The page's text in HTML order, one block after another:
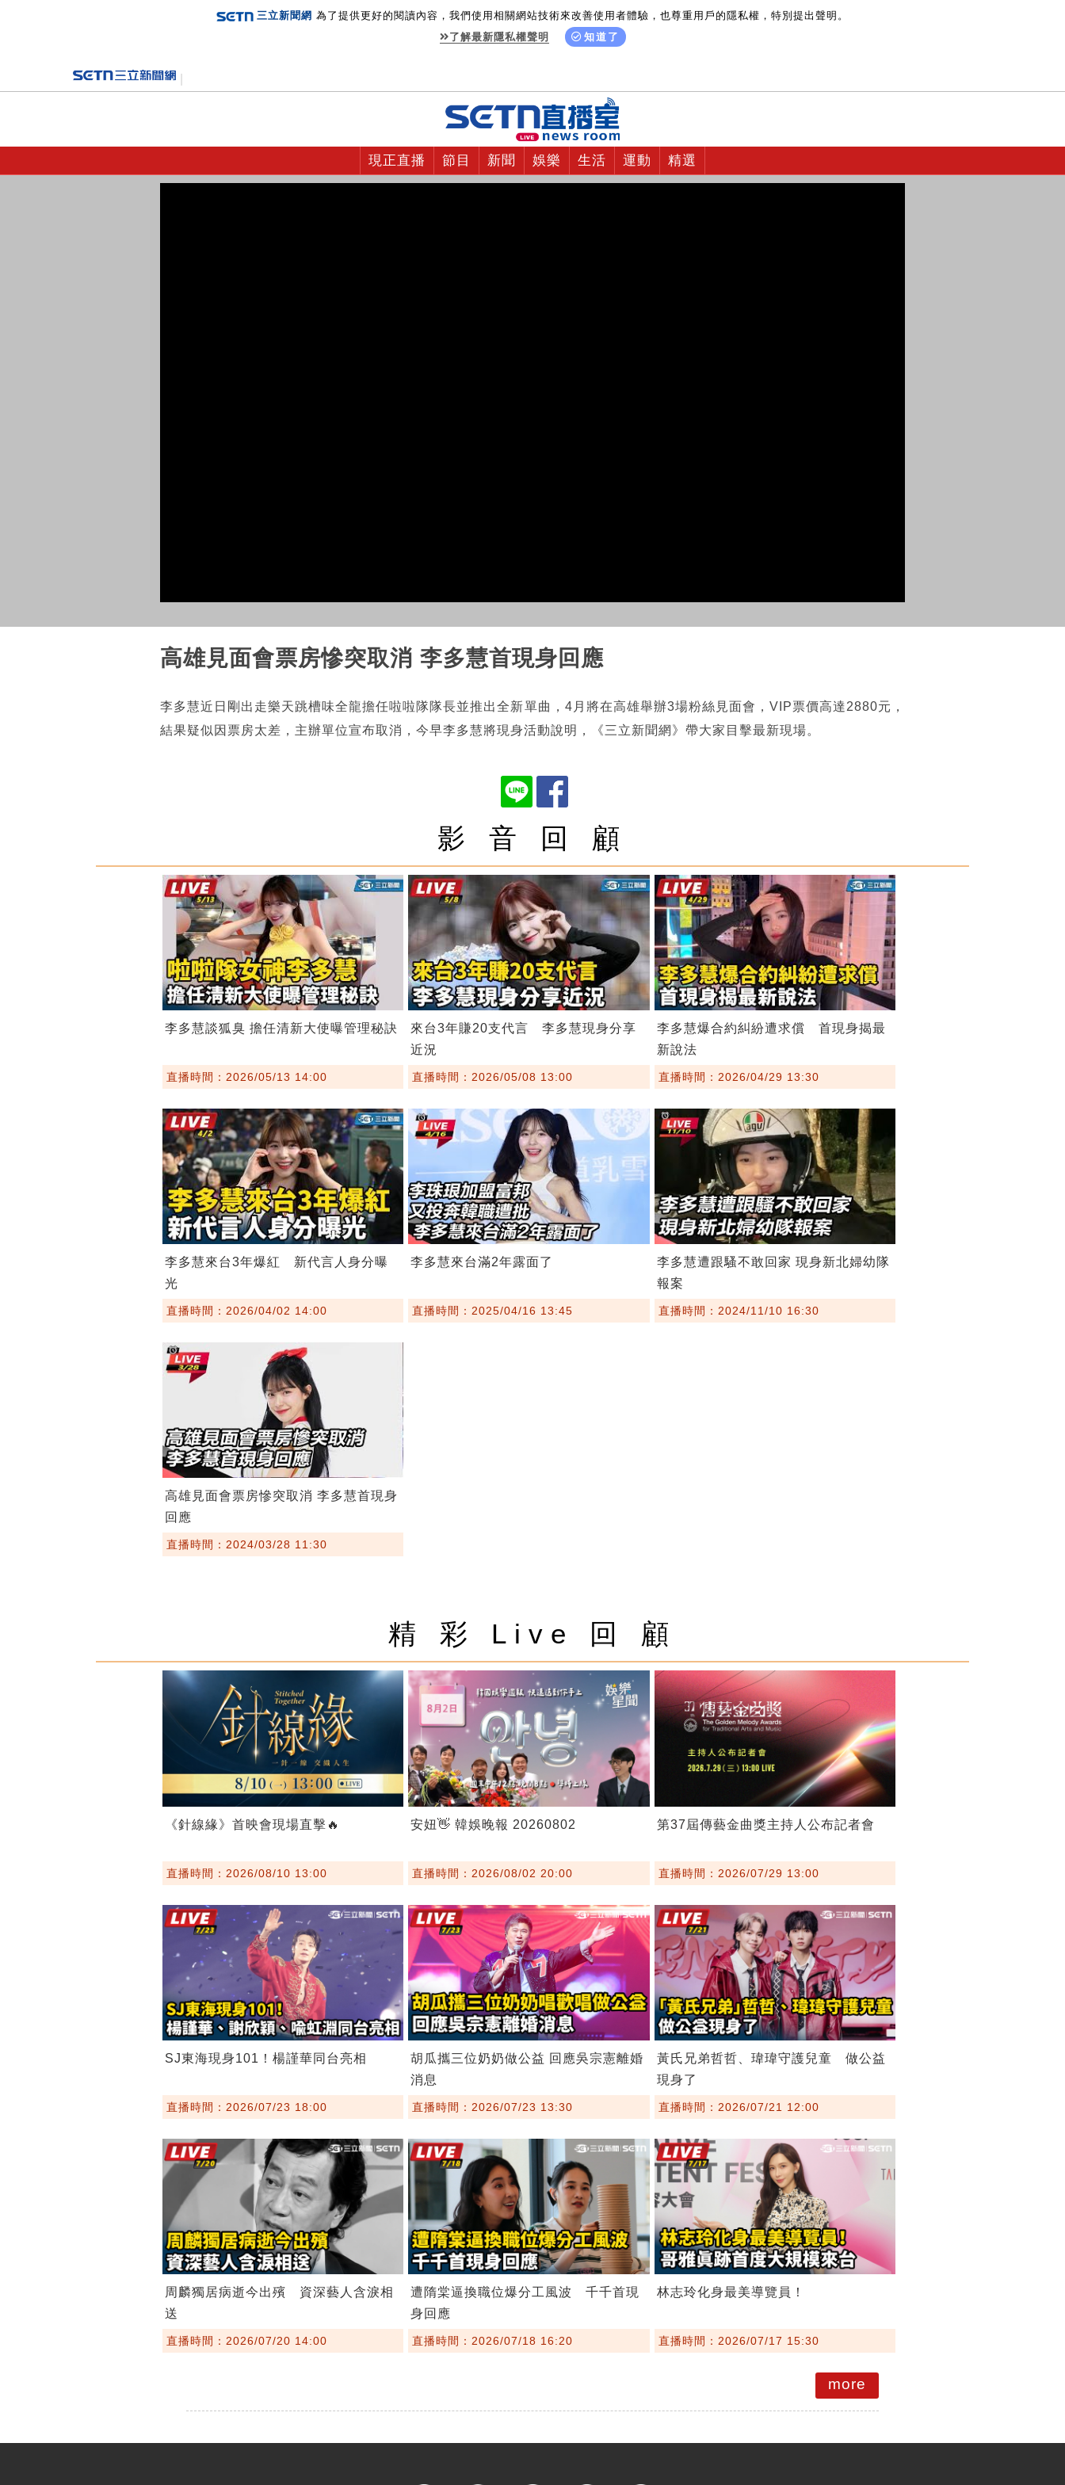
三立新聞網 為了提供更好的閱讀內容，我們使用相關網站技術來改善使用者體驗，也尊重用戶的隱私權，特別提出聲明。
了解最新隱私權聲明
知道了
現正直播 節目 新聞 娛樂 生活 運動 精選
高雄見面會票房慘突取消 李多慧首現身回應
李多慧近日剛出走樂天跳槽味全龍擔任啦啦隊隊長並推出全新單曲，4月將在高雄舉辦3場粉絲見面會，VIP票價高達2880元，
結果疑似因票房太差，主辦單位宣布取消，今早李多慧將現身活動說明，《三立新聞網》帶大家目擊最新現場。
影 音 回 顧
李多慧談狐臭 擔任清新大使曝管理秘訣
直播時間：2026/05/13 14:00
來台3年賺20支代言 李多慧現身分享
近況
直播時間：2026/05/08 13:00
李多慧爆合約糾紛遭求償 首現身揭最
新說法
直播時間：2026/04/29 13:30
李多慧來台3年爆紅 新代言人身分曝
光
直播時間：2026/04/02 14:00
李多慧來台滿2年露面了
直播時間：2025/04/16 13:45
李多慧遭跟騷不敢回家 現身新北婦幼隊
報案
直播時間：2024/11/10 16:30
高雄見面會票房慘突取消 李多慧首現身
回應
直播時間：2024/03/28 11:30
精 彩 Live 回 顧
《針線緣》首映會現場直擊🔥
直播時間：2026/08/10 13:00
安妞👋 韓娛晚報 20260802
直播時間：2026/08/02 20:00
第37屆傳藝金曲獎主持人公布記者會
直播時間：2026/07/29 13:00
SJ東海現身101！楊謹華同台亮相
直播時間：2026/07/23 18:00
胡瓜攜三位奶奶做公益 回應吳宗憲離婚
消息
直播時間：2026/07/23 13:30
黃氏兄弟哲哲、瑋瑋守護兒童 做公益
現身了
直播時間：2026/07/21 12:00
周麟獨居病逝今出殯 資深藝人含淚相
送
直播時間：2026/07/20 14:00
遭隋棠逼換職位爆分工風波 千千首現
身回應
直播時間：2026/07/18 16:20
林志玲化身最美導覽員！
直播時間：2026/07/17 15:30
more